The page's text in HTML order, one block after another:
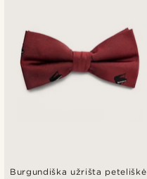
Burgundiška užrišta peteliškė